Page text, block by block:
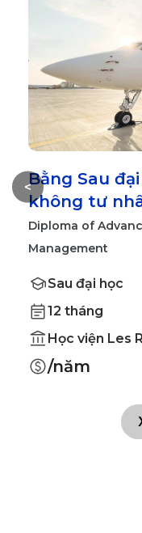
Bằng Sau
không tư
Diploma of
Management
Sau đại học
12 tháng
Học viện Les
/năm
<